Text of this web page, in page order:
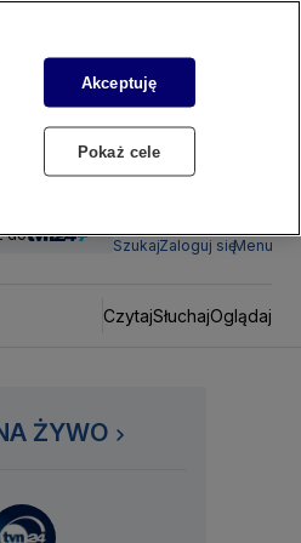
do
SzukajZaloguj sięMenu
CzytajSłuchajOglądaj
ŻYWO
Akceptuję
Pokaż cele